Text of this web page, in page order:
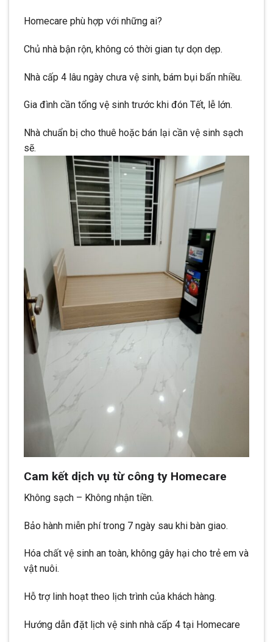
Homecare phù hợp với những ai?
Chủ nhà bận rộn, không có thời gian tự dọn dẹp.
Nhà cấp 4 lâu ngày chưa vệ sinh, bám bụi bẩn nhiều.
Gia đình cần tổng vệ sinh trước khi đón Tết, lễ lớn.
Nhà chuẩn bị cho thuê hoặc bán lại cần vệ sinh sạch
sẽ.
Cam kết dịch vụ từ công ty Homecare
Không sạch – Không nhận tiền.
Bảo hành miễn phí trong 7 ngày sau khi bàn giao.
Hóa chất vệ sinh an toàn, không gây hại cho trẻ em và
vật nuôi.
Hỗ trợ linh hoạt theo lịch trình của khách hàng.
Hướng dẫn đặt lịch vệ sinh nhà cấp 4 tại Homecare